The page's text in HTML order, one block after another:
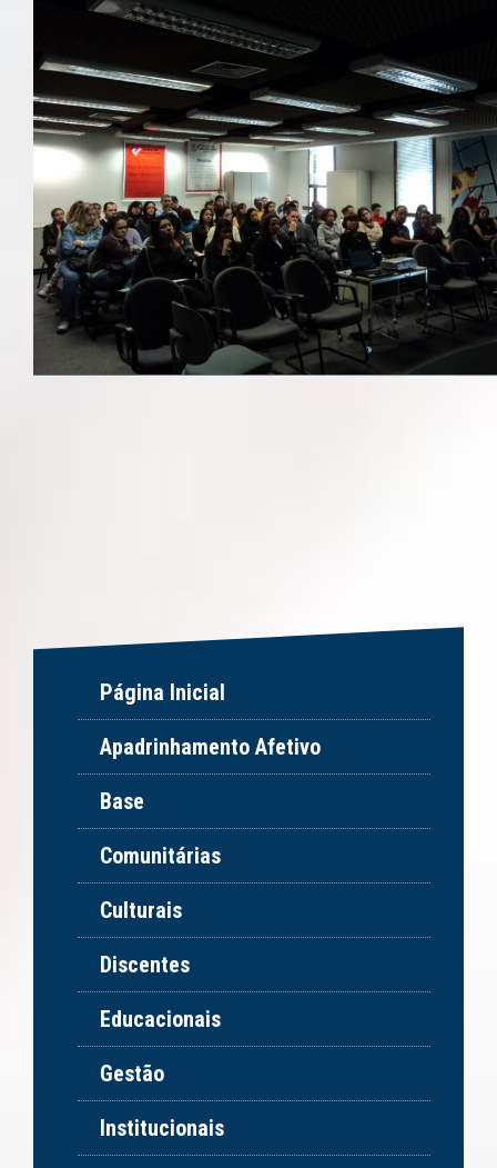
Página Inicial
Apadrinhamento Afetivo
Base
Comunitárias
Culturais
Discentes
Educacionais
Gestão
Institucionais